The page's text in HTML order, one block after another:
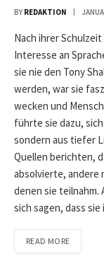
BY REDAKTION
Nach ihrer
Interesse an
sie nie den Tony
werden, war sie
wecken und
führte sie dazu,
sondern aus tiefer
Quellen berichten,
absolvierte, andere
denen sie teilnahm.
sich sagen, dass
READ MORE